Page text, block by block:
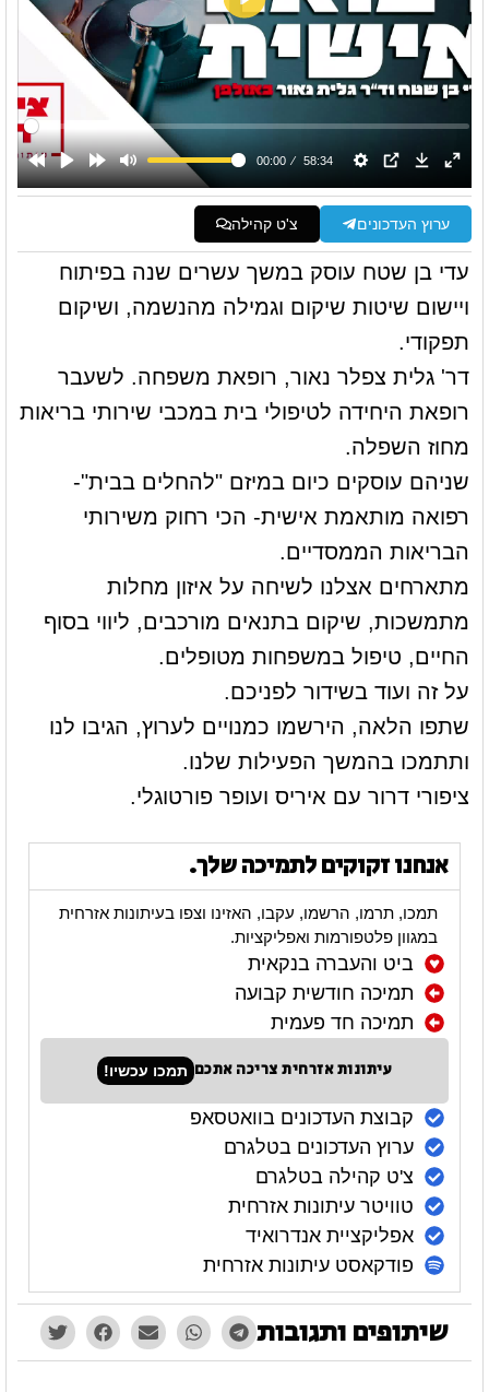
ערוץ העדכונים צ'ט קהילה
עדי בן שטח עוסק במשך עשרים שנה בפיתוח
ויישום שיטות שיקום וגמילה מהנשמה, ושיקום
תפקודי.
דר' גלית צפלר נאור, רופאת משפחה. לשעבר
רופאת היחידה לטיפולי בית במכבי שירותי בריאות
מחוז השפלה.
שניהם עוסקים כיום במיזם "להחלים בבית"-
רפואה מותאמת אישית- הכי רחוק משירותי
הבריאות הממסדיים.
מתארחים אצלנו לשיחה על איזון מחלות
מתמשכות, שיקום בתנאים מורכבים, ליווי בסוף
החיים, טיפול במשפחות מטופלים.
על זה ועוד בשידור לפניכם.
שתפו הלאה, הירשמו כמנויים לערוץ, הגיבו לנו
ותתמכו בהמשך הפעילות שלנו.
ציפורי דרור עם איריס ועופר פורטוגלי.
אנחנו זקוקים לתמיכה שלך.
תמכו, תרמו, הרשמו, עקבו, האזינו וצפו בעיתונות אזרחית
במגוון פלטפורמות ואפליקציות.
ביט והעברה בנקאית
תמיכה חודשית קבועה
תמיכה חד פעמית
עיתונות אזרחית צריכה אתכם תמכו עכשיו!
קבוצת העדכונים בוואטסאפ
ערוץ העדכונים בטלגרם
צ'ט קהילה בטלגרם
טוויטר עיתונות אזרחית
אפליקציית אנדרואיד
פודקאסט עיתונות אזרחית
שיתופים ותגובות